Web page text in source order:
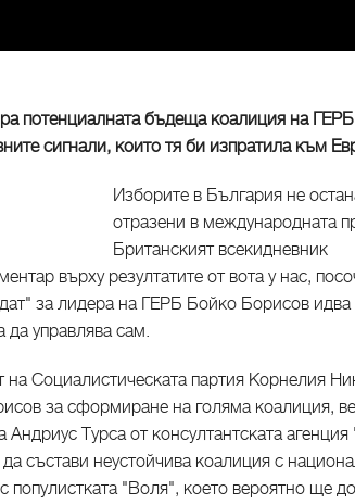
потенциалната бъдеща коалиция на
сигнали, които тя би изпратила към
Изборите в България не
отразени в международната
Британският всекидневник
върху резултатите от вота у нас,
за лидера на ГЕРБ Бойко Борисов идва
управлява сам.
на Социалистическата партия Корнелия
за сформиране на голяма коалиция,
Турса от консултантската
състави неустойчива коалиция с
популистката "Воля", което вероятно ще